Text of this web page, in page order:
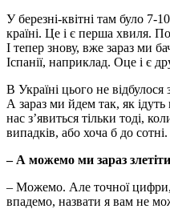
У березні-квітні там було 7-
країні. Це і є перша хвиля.
І тепер знову, вже зараз ми
Іспанії, наприклад. Оце і є
В Україні цього не
А зараз ми йдем так, як ідуть
нас з’явиться тільки тоді,
випадків, або хоча б до сотні.
– А можемо ми зараз
– Можемо. Але точної цифри,
впадемо, назвати я вам не